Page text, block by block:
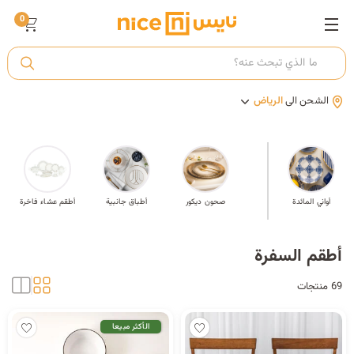
أ الشحن الىالرياض
0
أواني المائدةسلطانية صحون ديكور أطباق جانبية أطقم عشاء فاخرة
أطقم السفرة
69 منتجات
الأكثر مبيعا